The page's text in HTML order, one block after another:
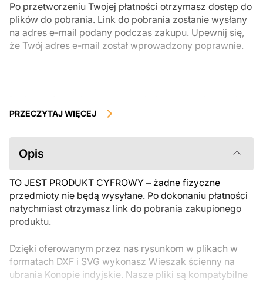
Po przetworzeniu Twojej płatności otrzymasz dostęp do
plików do pobrania. Link do pobrania zostanie wysłany
na adres e-mail podany podczas zakupu. Upewnij się,
że Twój adres e-mail został wprowadzony poprawnie.
podlegają zwrotowi ani wymianie po ich pobraniu. Zalecamy
przed zakupem. Jeśli masz jakiekolwiek problemy z zamówieniem,
skontaktuj się bezpośrednio ze sprzedawcą.
PRZECZYTAJ WIĘCEJ
Opis
TO JEST PRODUKT CYFROWY – żadne fizyczne
przedmioty nie będą wysyłane. Po dokonaniu płatności
natychmiast otrzymasz link do pobrania zakupionego
produktu.
Dzięki oferowanym przez nas rysunkom w plikach w
formatach DXF i SVG wykonasz Wieszak ścienny na
ubrania Konopie indyjskie. Nasze pliki są kompatybilne